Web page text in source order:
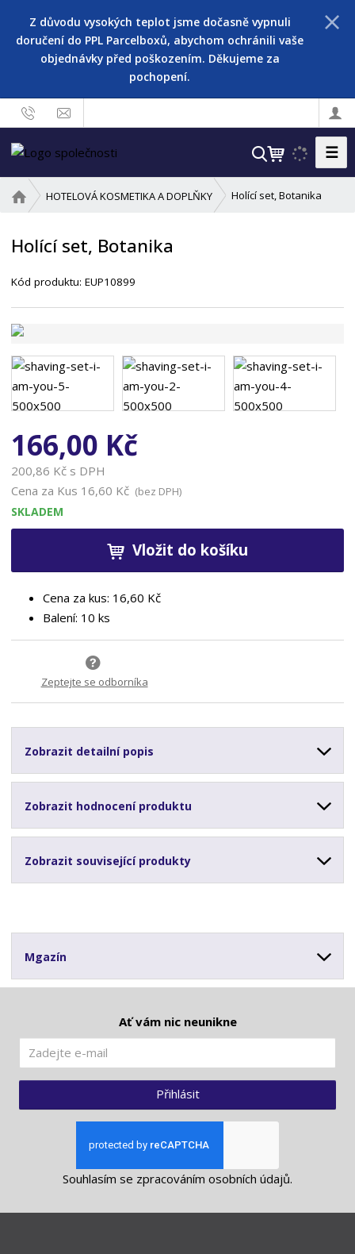
Z důvodu vysokých teplot jsme dočasně vypnuli
doručení do PPL Parcelboxů, abychom ochránili vaše
objednávky před poškozením. Děkujeme za
pochopení.
V
h
☰
v
d
í
n
a
HOTELOVÁ KOSMETIKA A DOPLŇKY Holící set, Botanika
Holící set, Botanika
Kód produktu:EUP10899
166,00 Kč
200,86 Kč s DPH
Cena za Kus 16,60 Kč (bez DPH)
SKLADEM
Vložit do košíku
Cena za kus: 16,60 Kč
Balení: 10 ks
Zeptejte se odborníka
Zobrazit detailní popis
Zobrazit hodnocení produktu
Zobrazit související produkty
Mgazín
Ať vám nic neunikne
Přihlásit
Souhlasím se zpracováním osobních údajů.